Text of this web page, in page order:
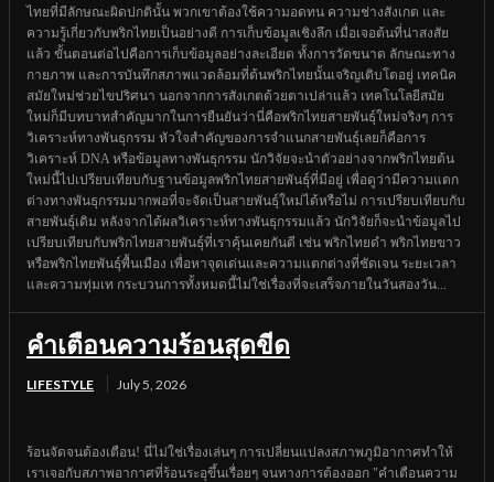
ไทยที่มีลักษณะผิดปกตินั้น พวกเขาต้องใช้ความอดทน ความช่างสังเกต และ
ความรู้เกี่ยวกับพริกไทยเป็นอย่างดี การเก็บข้อมูลเชิงลึก เมื่อเจอต้นที่น่าสงสัย
แล้ว ขั้นตอนต่อไปคือการเก็บข้อมูลอย่างละเอียด ทั้งการวัดขนาด ลักษณะทาง
กายภาพ และการบันทึกสภาพแวดล้อมที่ต้นพริกไทยนั้นเจริญเติบโตอยู่ เทคนิค
สมัยใหม่ช่วยไขปริศนา นอกจากการสังเกตด้วยตาเปล่าแล้ว เทคโนโลยีสมัย
ใหม่ก็มีบทบาทสำคัญมากในการยืนยันว่านี่คือพริกไทยสายพันธุ์ใหม่จริงๆ การ
วิเคราะห์ทางพันธุกรรม หัวใจสำคัญของการจำแนกสายพันธุ์เลยก็คือการ
วิเคราะห์ DNA หรือข้อมูลทางพันธุกรรม นักวิจัยจะนำตัวอย่างจากพริกไทยต้น
ใหม่นี้ไปเปรียบเทียบกับฐานข้อมูลพริกไทยสายพันธุ์ที่มีอยู่ เพื่อดูว่ามีความแตก
ต่างทางพันธุกรรมมากพอที่จะจัดเป็นสายพันธุ์ใหม่ได้หรือไม่ การเปรียบเทียบกับ
สายพันธุ์เดิม หลังจากได้ผลวิเคราะห์ทางพันธุกรรมแล้ว นักวิจัยก็จะนำข้อมูลไป
เปรียบเทียบกับพริกไทยสายพันธุ์ที่เราคุ้นเคยกันดี เช่น พริกไทยดำ พริกไทยขาว
หรือพริกไทยพันธุ์พื้นเมือง เพื่อหาจุดเด่นและความแตกต่างที่ชัดเจน ระยะเวลา
และความทุ่มเท กระบวนการทั้งหมดนี้ไม่ใช่เรื่องที่จะเสร็จภายในวันสองวัน...
คำเตือนความร้อนสุดขีด
LIFESTYLE July 5, 2026
ร้อนจัดจนต้องเตือน! นี่ไม่ใช่เรื่องเล่นๆ การเปลี่ยนแปลงสภาพภูมิอากาศทำให้
เราเจอกับสภาพอากาศที่ร้อนระอุขึ้นเรื่อยๆ จนทางการต้องออก "คำเตือนความ